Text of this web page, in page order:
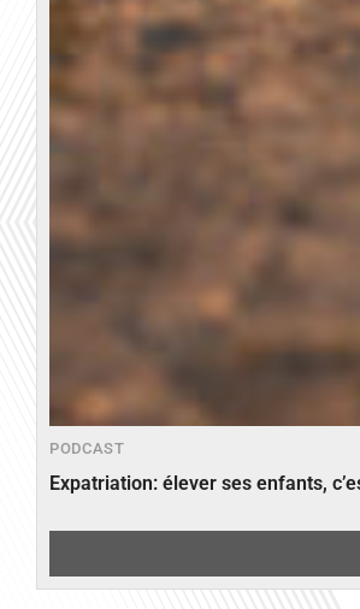
PODCAST
Expatriation: élever ses enfants,